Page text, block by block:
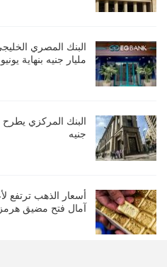
مليار جنيه بنهاية يونيو 2026
جنيه
آمال فتح مضيق هرمز